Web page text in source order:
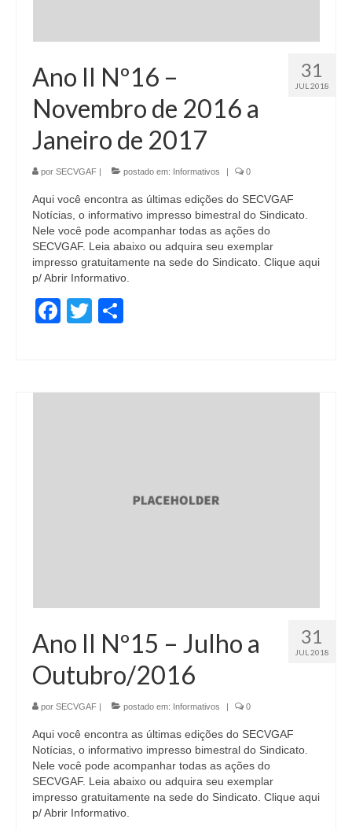
31
JUL 2018
Ano II Nº16 –
Novembro de 2016 a
Janeiro de 2017
por SECVGAF | postado em: Informativos | 0
Aqui você encontra as últimas edições do SECVGAF
Notícias, o informativo impresso bimestral do Sindicato.
Nele você pode acompanhar todas as ações do
SECVGAF. Leia abaixo ou adquira seu exemplar
impresso gratuitamente na sede do Sindicato. Clique aqui
p/ Abrir Informativo.
Facebook
Twitter
31
JUL 2018
Ano II Nº15 – Julho a
Outubro/2016
por SECVGAF | postado em: Informativos | 0
Aqui você encontra as últimas edições do SECVGAF
Notícias, o informativo impresso bimestral do Sindicato.
Nele você pode acompanhar todas as ações do
SECVGAF. Leia abaixo ou adquira seu exemplar
impresso gratuitamente na sede do Sindicato. Clique aqui
p/ Abrir Informativo.